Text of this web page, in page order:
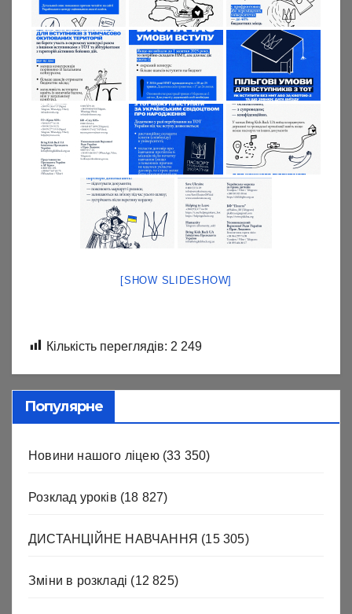
[SHOW SLIDESHOW]
Кількість переглядів: 2 249
Популярне
Новини нашого ліцею (33 350)
Розклад уроків (18 827)
ДИСТАНЦІЙНЕ НАВЧАННЯ (15 305)
Зміни в розкладі (12 825)